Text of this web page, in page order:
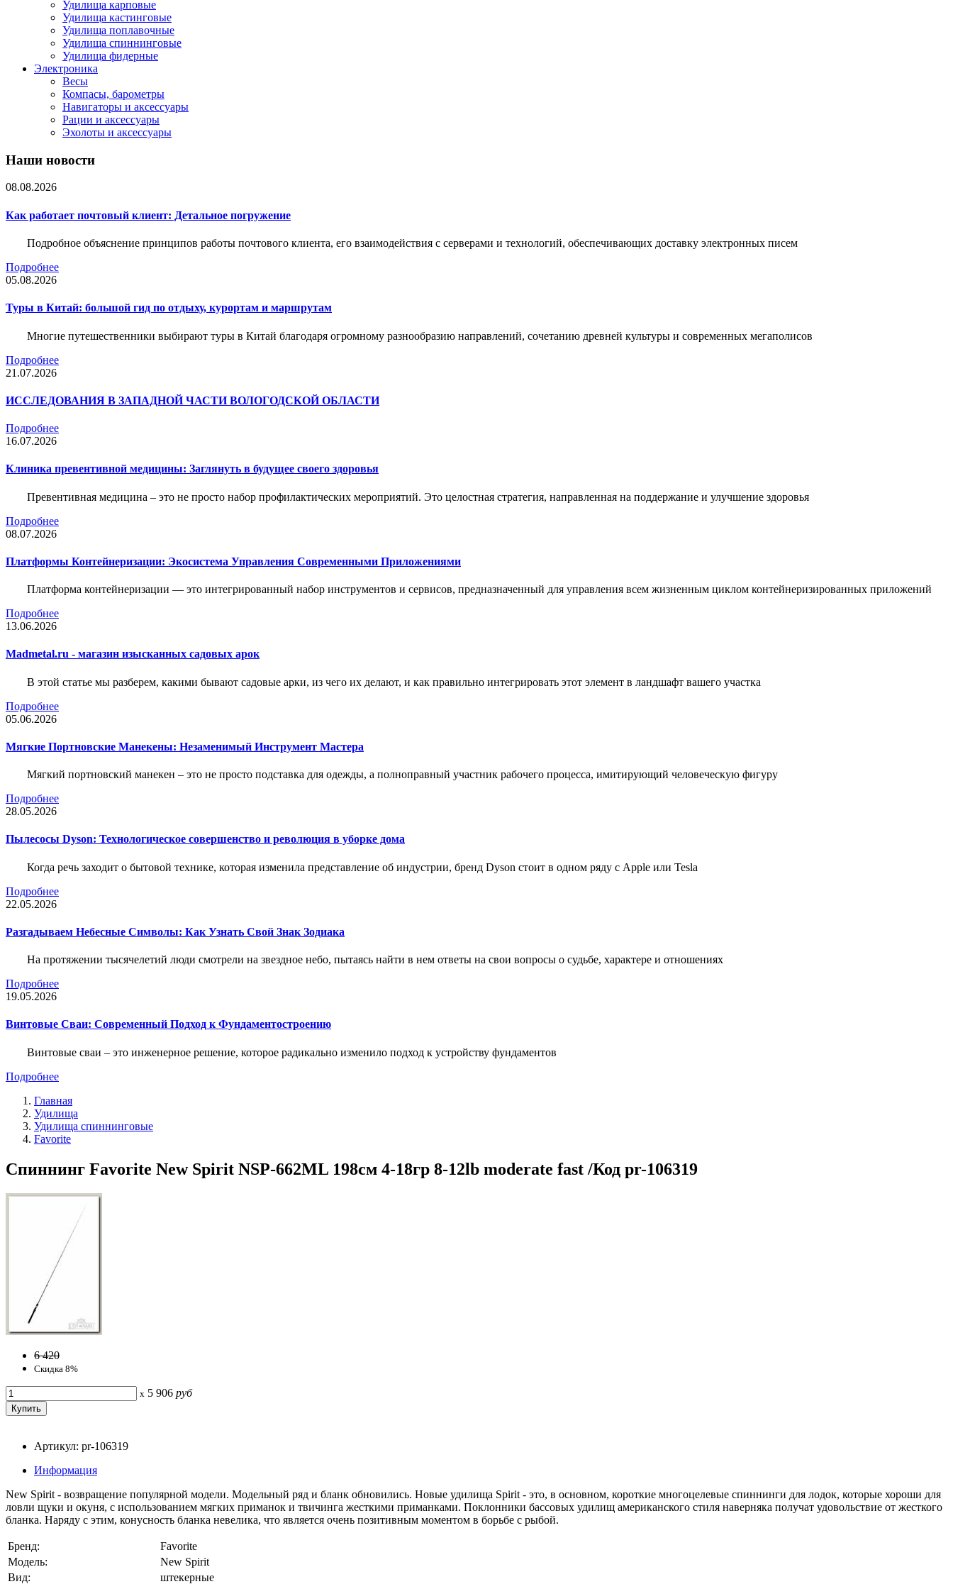
Удилища карповые
Удилища кастинговые
Удилища поплавочные
Удилища спиннинговые
Удилища фидерные
Электроника
Весы
Компасы, барометры
Навигаторы и аксессуары
Рации и аксессуары
Эхолоты и аксессуары
Наши новости
08.08.2026
Как работает почтовый клиент: Детальное погружение
Подробное объяснение принципов работы почтового клиента, его взаимодействия с серверами и технологий, обеспечивающих доставку электронных писем
Подробнее
05.08.2026
Туры в Китай: большой гид по отдыху, курортам и маршрутам
Многие путешественники выбирают туры в Китай благодаря огромному разнообразию направлений, сочетанию древней культуры и современных мегаполисов
Подробнее
21.07.2026
ИССЛЕДОВАНИЯ В ЗАПАДНОЙ ЧАСТИ ВОЛОГОДСКОЙ ОБЛАСТИ
Подробнее
16.07.2026
Клиника превентивной медицины: Заглянуть в будущее своего здоровья
Превентивная медицина – это не просто набор профилактических мероприятий. Это целостная стратегия, направленная на поддержание и улучшение здоровья
Подробнее
08.07.2026
Платформы Контейнеризации: Экосистема Управления Современными Приложениями
Платформа контейнеризации — это интегрированный набор инструментов и сервисов, предназначенный для управления всем жизненным циклом контейнеризированных приложений
Подробнее
13.06.2026
Madmetal.ru - магазин изысканных садовых арок
В этой статье мы разберем, какими бывают садовые арки, из чего их делают, и как правильно интегрировать этот элемент в ландшафт вашего участка
Подробнее
05.06.2026
Мягкие Портновские Манекены: Незаменимый Инструмент Мастера
Мягкий портновский манекен – это не просто подставка для одежды, а полноправный участник рабочего процесса, имитирующий человеческую фигуру
Подробнее
28.05.2026
Пылесосы Dyson: Технологическое совершенство и революция в уборке дома
Когда речь заходит о бытовой технике, которая изменила представление об индустрии, бренд Dyson стоит в одном ряду с Apple или Tesla
Подробнее
22.05.2026
Разгадываем Небесные Символы: Как Узнать Свой Знак Зодиака
На протяжении тысячелетий люди смотрели на звездное небо, пытаясь найти в нем ответы на свои вопросы о судьбе, характере и отношениях
Подробнее
19.05.2026
Винтовые Сваи: Современный Подход к Фундаментостроению
Винтовые сваи – это инженерное решение, которое радикально изменило подход к устройству фундаментов
Подробнее
Главная
Удилища
Удилища спиннинговые
Favorite
Спиннинг Favorite New Spirit NSP-662ML 198см 4-18гр 8-12lb moderate fast /Код pr-106319
6 420
Скидка 8%
x 5 906 руб
Артикул: pr-106319
Информация
New Spirit - возвращение популярной модели. Модельный ряд и бланк обновились. Новые удилища Spirit - это, в основном, короткие многоцелевые спиннинги для лодок, которые хороши для
ловли щуки и окуня, с использованием мягких приманок и твичинга жесткими приманками. Поклонники бассовых удилищ американского стиля наверняка получат удовольствие от жесткого
бланка. Наряду с этим, конусность бланка невелика, что является очень позитивным моментом в борьбе с рыбой.
Бренд:
Favorite
Модель:
New Spirit
Вид:
штекерные